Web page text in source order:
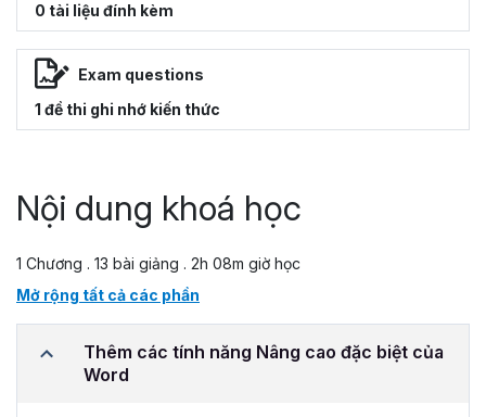
0 tài liệu đính kèm
Exam questions
1 đề thi ghi nhớ kiến thức
Nội dung khoá học
1 Chương . 13 bài giảng . 2h 08m giờ học
Mở rộng tất cả các phần
Thêm các tính năng Nâng cao đặc biệt của
Word